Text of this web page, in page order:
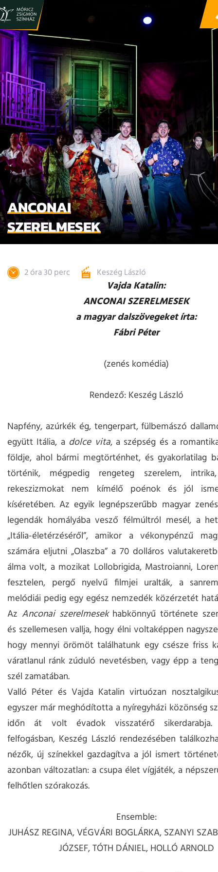
ANCONAI
SZERELMESEK
2 óra 30 perc Keszég László
Vajda Katalin:
ANCONAI SZERELMESEK
a magyar dalszövegeket írta:
Fábri Péter
(zenés komédia)
Rendező: Keszég László
Napfény, azúrkék ég, tengerpart, fülbemászó
együtt Itália, a dolce vita, a szépség és a
földje, ahol bármi megtörténhet, és gyakorlatilag
történik, mégpedig rengeteg szerelem,
rekeszizmokat nem kímélő poénok és jól
kíséretében. Az egyik legnépszerűbb magyar
legendák homályába vesző félmúltról mesél, a
„Itália-életérzéséről”, amikor a vékonypénzű
számára eljutni „Olaszba” a 70 dolláros
álma volt, a mozikat Lollobrigida, Mastroianni,
fesztelen, pergő nyelvű filmjei uralták, a
melódiái pedig egy egész nemzedék közérzetét
Az Anconai szerelmesekhabkönnyű története
és szellemesen vallja, hogy élni voltaképpen
hogy mennyi örömöt találhatunk egy csésze friss
váratlanul ránk zúduló nevetésben, vagy épp a
szél zamatában.
Valló Péter és Vajda Katalin virtuózan
egyszer már meghódította a nyíregyházi közönség
időn át volt évadok visszatérő
felfogásban, Keszég László rendezésében
nézők, új színekkel gazdagítva a jól ismert
azonban változatlan: a csupa élet vígjáték, a
felhőtlen szórakozás.
Ensemble:
JUHÁSZ REGINA, VÉGVÁRI BOGLÁRKA, SZANYI
JÓZSEF, TÓTH DÁNIEL, HOLLÓ ARNOLD